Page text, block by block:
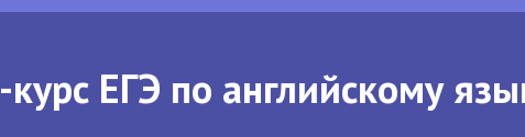
ЕГЭ по английскому